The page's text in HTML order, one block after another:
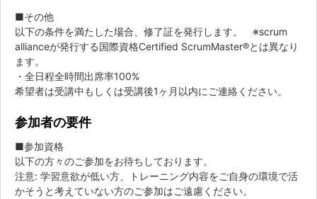
■その他
以下の条件を満たした場合、修了証を発行します。 ※scrum
allianceが発行する国際資格Certified ScrumMaster®とは異なり
ます。
・全日程全時間出席率100%
希望者は受講中もしくは受講後1ヶ月以内にご連絡ください。
参加者の要件
■参加資格
以下の方々のご参加をお待ちしております。
注意: 学習意欲が低い方、トレーニング内容をご自身の環境で活
かそうと考えていない方のご参加はご遠慮ください。